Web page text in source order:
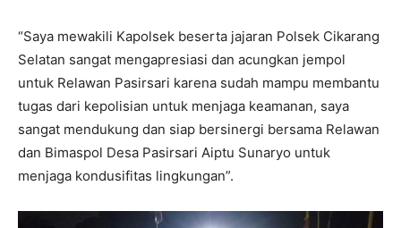
“Saya mewakili Kapolsek beserta jajaran Polsek Cikarang
Selatan sangat mengapresiasi dan acungkan jempol
untuk Relawan Pasirsari karena sudah mampu membantu
tugas dari kepolisian untuk menjaga keamanan, saya
sangat mendukung dan siap bersinergi bersama Relawan
dan Bimaspol Desa Pasirsari Aiptu Sunaryo untuk
menjaga kondusifitas lingkungan”.